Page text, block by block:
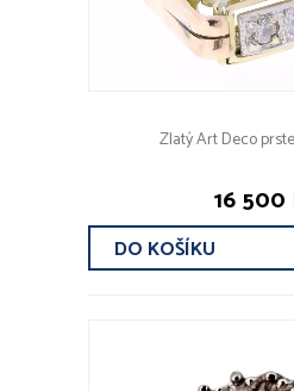
Zlatý Art Deco
16 500
DO KOŠÍKU